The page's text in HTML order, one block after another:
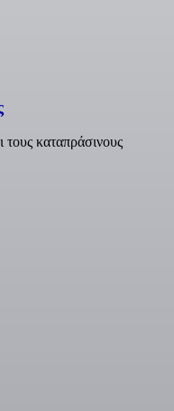
τους καταπράσινους